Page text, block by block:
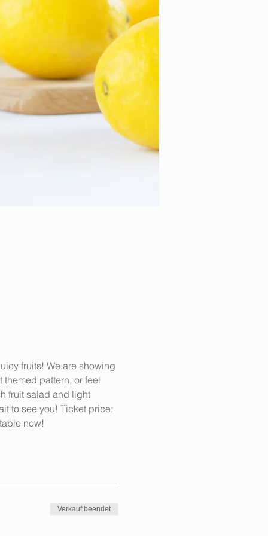
fruits! We are showing
pattern, or feel
fruit salad and light
to see you! Ticket price:
now!
Verkauf beendet